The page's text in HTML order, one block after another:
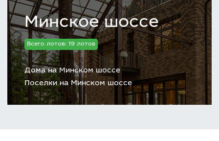
Минское шоссе
Всего лотов: 19 лотов
Дома на Минском шоссе
Поселки на Минском шоссе